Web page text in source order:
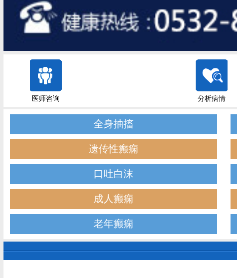
医师咨询 分析病情
全身抽搐
遗传性癫痫
口吐白沫
成人癫痫
老年癫痫